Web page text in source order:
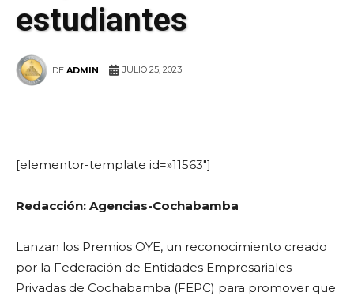
estudiantes
DE ADMIN JULIO 25, 2023
[elementor-template id=»11563″]
Redacción: Agencias-Cochabamba
Lanzan los Premios OYE, un reconocimiento creado
por la Federación de Entidades Empresariales
Privadas de Cochabamba (FEPC) para promover que